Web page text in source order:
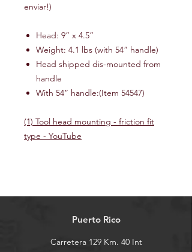
enviar!)
Head: 9” x 4.5”
Weight: 4.1 lbs (with 54” handle)
Head shipped dis-mounted from
handle
With 54” handle:(Item 54547)
(1) Tool head mounting - friction fit
type - YouTube
Puerto Rico
Carretera 129 Km. 40 Int